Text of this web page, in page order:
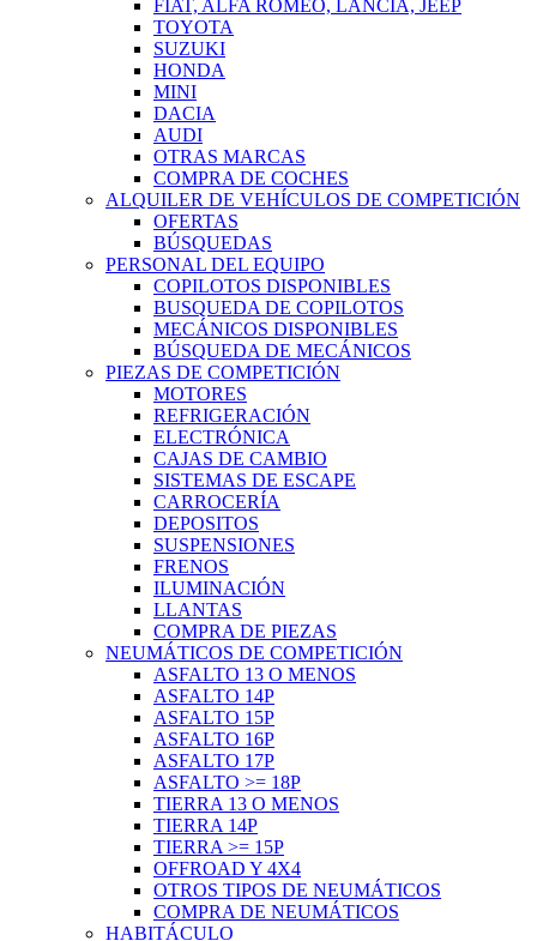
FIAT, ALFA ROMEO, LANCIA, JEEP
TOYOTA
SUZUKI
HONDA
MINI
DACIA
AUDI
OTRAS MARCAS
COMPRA DE COCHES
ALQUILER DE VEHÍCULOS DE COMPETICIÓN
OFERTAS
BÚSQUEDAS
PERSONAL DEL EQUIPO
COPILOTOS DISPONIBLES
BUSQUEDA DE COPILOTOS
MECÁNICOS DISPONIBLES
BÚSQUEDA DE MECÁNICOS
PIEZAS DE COMPETICIÓN
MOTORES
REFRIGERACIÓN
ELECTRÓNICA
CAJAS DE CAMBIO
SISTEMAS DE ESCAPE
CARROCERÍA
DEPOSITOS
SUSPENSIONES
FRENOS
ILUMINACIÓN
LLANTAS
COMPRA DE PIEZAS
NEUMÁTICOS DE COMPETICIÓN
ASFALTO 13 O MENOS
ASFALTO 14P
ASFALTO 15P
ASFALTO 16P
ASFALTO 17P
ASFALTO >= 18P
TIERRA 13 O MENOS
TIERRA 14P
TIERRA >= 15P
OFFROAD Y 4X4
OTROS TIPOS DE NEUMÁTICOS
COMPRA DE NEUMÁTICOS
HABITÁCULO